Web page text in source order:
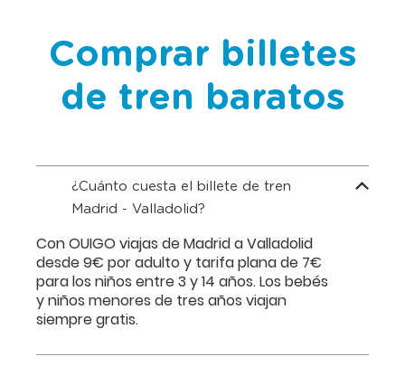
Comprar billetes
de tren baratos
¿Cuánto cuesta el billete de tren
Madrid - Valladolid?
Con OUIGO viajas de Madrid a Valladolid
desde 9€ por adulto y tarifa plana de 7€
para los niños entre 3 y 14 años. Los bebés
y niños menores de tres años viajan
siempre gratis.